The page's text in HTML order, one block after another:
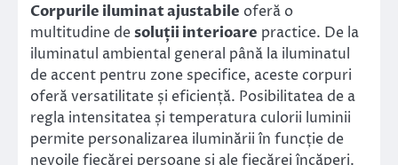
Corpurile iluminat ajustabile oferă o
multitudine desoluții interioare practice. De la
iluminatul ambiental general până la iluminatul
de accent pentru zone specifice, aceste corpuri
oferă versatilitate și eficiență. Posibilitatea de a
regla intensitatea și temperatura culorii luminii
permite personalizarea iluminării în funcție de
nevoile fiecărei persoane și ale fiecărei încăperi.